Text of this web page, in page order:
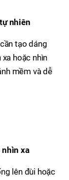
nhiên
tạo dáng
xa hoặc nhìn
mềm và dễ
nhìn xa
lên đùi hoặc